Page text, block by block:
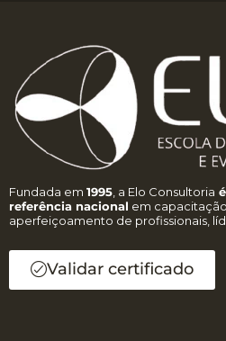
Fundada em 1995, a Elo Consultoria
referência nacional em
aperfeiçoamento de profissionais,
Validar certificado